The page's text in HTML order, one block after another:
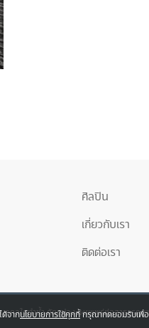
ศิลปิน
เกี่ยวกับเรา
ติดต่อเรา
ดทำซ้ำ ดัดแปลง เผยแพร่ต่อสาธารณช
ด้จากนโยบายการใช้คุกกี้กรุณากดยอมรับเพื่อ